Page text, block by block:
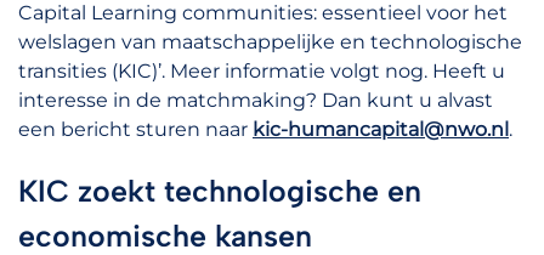
Capital Learning communities: essentieel voor het
welslagen van maatschappelijke en technologische
transities (KIC)’. Meer informatie volgt nog. Heeft u
interesse in de matchmaking? Dan kunt u alvast
een bericht sturen naar kic-humancapital@nwo.nl.
KIC zoekt technologische en
economische kansen